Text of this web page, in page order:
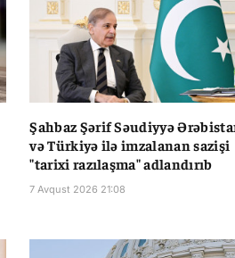
Şahbaz Şərif Səudiyyə
və Türkiyə ilə imzalanan sazişi
"tarixi razılaşma" adlandırıb
7 Avqust 2026 21:08